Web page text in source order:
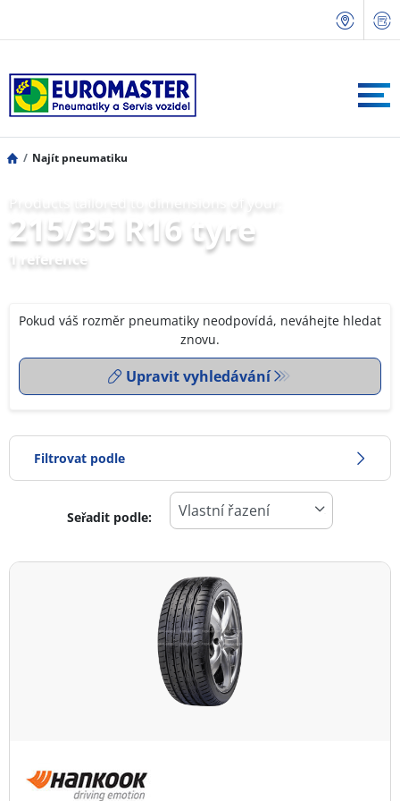
Najít pneumatiku
215/35 R16 tyre
1 reference
Pokud váš rozměr pneumatiky neodpovídá, neváhejte hledat
znovu.
Upravit vyhledávání
Filtrovat podle
Všechny typy (1)
Typ vozidla
Seřadit podle: